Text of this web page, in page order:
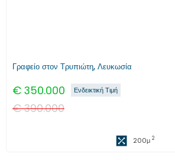
Γραφείο στον Τρυπιώτη, Λευκωσία
€ 350.000 Ενδεικτική Τιμή
€390.000
200μ 2